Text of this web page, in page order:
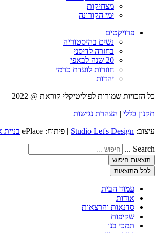
מצחיקות
ימי הקורונה
פרויקטים
נשים בהיסטוריה
בחזרה לדיסני
20 שנה לבאפי
חוזרות לועדת כרמי
יהדות
כל הזכויות שמורות לפוליטיקלי קוראת @ 2022
תקנון כללי | הצהרת נגישות
עיצוב: Studio Let's Design | פיתוח: ePlace
Search ...
תוצאות חיפוש
לכל התוצאות
עמוד הבית
אודות
סדנאות והרצאות
שקיפות
תמכי בנו